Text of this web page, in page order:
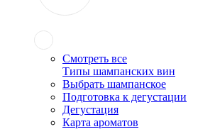
Смотреть все
Типы шампанских вин
Выбрать шампанское
Подготовка к дегустации
Дегустация
Карта ароматов